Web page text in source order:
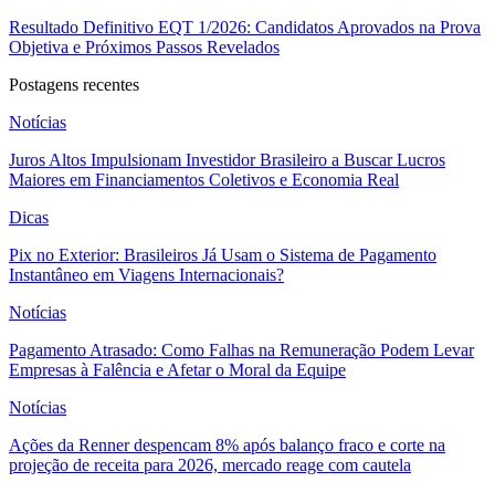
Resultado Definitivo EQT 1/2026: Candidatos Aprovados na Prova
Objetiva e Próximos Passos Revelados
Postagens recentes
Notícias
Juros Altos Impulsionam Investidor Brasileiro a Buscar Lucros
Maiores em Financiamentos Coletivos e Economia Real
Dicas
Pix no Exterior: Brasileiros Já Usam o Sistema de Pagamento
Instantâneo em Viagens Internacionais?
Notícias
Pagamento Atrasado: Como Falhas na Remuneração Podem Levar
Empresas à Falência e Afetar o Moral da Equipe
Notícias
Ações da Renner despencam 8% após balanço fraco e corte na
projeção de receita para 2026, mercado reage com cautela